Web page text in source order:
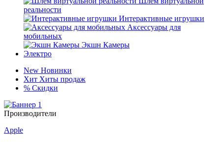
реальности
Интерактивные игрушки
Аксессуары для
мобильных
Экшн Камеры
Электро
New Новинки
Хит Хиты продаж
% Скидки
Производители
Apple